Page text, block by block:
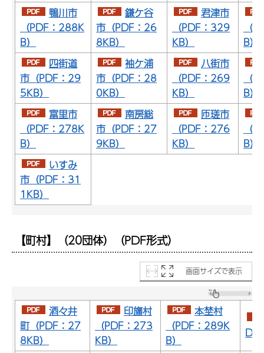
鴨川市
（PDF：288K
B）
鎌ケ谷
市（PDF：26
8KB）
君津市
（PDF：329
KB）
（
B）
四街道
市（PDF：29
5KB）
袖ケ浦
市（PDF：28
0KB）
八街市
（PDF：269
KB）
（
B）
富里市
（PDF：278K
B）
南房総
市（PDF：27
9KB）
匝瑳市
（PDF：276
KB）
（
B）
いすみ
市（PDF：31
1KB）
【町村】（20団体）（PDF形式）
画面サイズで表示
酒々井
町（PDF：27
8KB）
印旛村
（PDF：273
KB）
本埜村
（PDF：289K
B）
DF